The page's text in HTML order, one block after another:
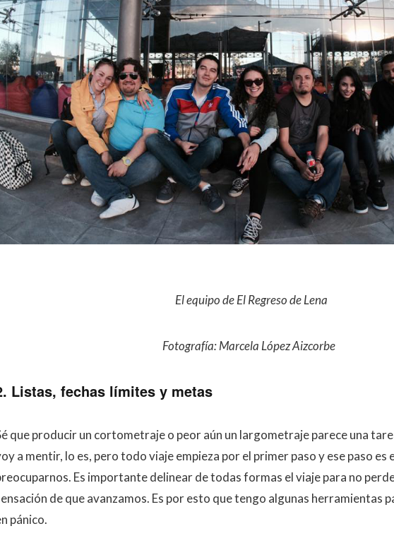
El equipo de El Regreso de Lena
Fotografía: Marcela López Aizcorbe
Listas, fechas límites y metas
que producir un cortometraje o peor aún un largometraje parece una
a mentir, lo es, pero todo viaje empieza por el primer paso y ese paso es
Es importante delinear de todas formas el viaje para no
de que avanzamos. Es por esto que tengo algunas herramientas
pánico.